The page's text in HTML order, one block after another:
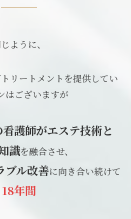
ように、
リートメントを提供してい
はございますが
護師がエステ技術と
識を融合させ、
ブル改善に向き合い続けて
18年間